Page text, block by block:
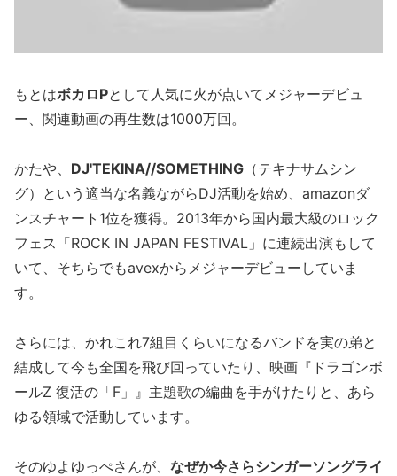
もとはボカロPとして人気に火が点いてメジャーデビュ
ー、関連動画の再生数は1000万回。
かたや、 DJ'TEKINA//SOMETHING （テキナサムシン
グ）という適当な名義ながらDJ活動を始め、amazonダ
ンスチャート1位を獲得。2013年から国内最大級のロック
フェス「ROCK IN JAPAN FESTIVAL」に連続出演もして
いて、そちらでもavexからメジャーデビューしていま
す。
さらには、かれこれ7組目くらいになるバンドを実の弟と
結成して今も全国を飛び回っていたり、映画『ドラゴンボ
ールZ 復活の「F」』主題歌の編曲を手がけたりと、あら
ゆる領域で活動しています。
そのゆよゆっぺさんが、 なぜか今さらシンガーソングライ